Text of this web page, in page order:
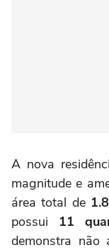
A nova
magnitude e
área total de
possui 11
demonstra não